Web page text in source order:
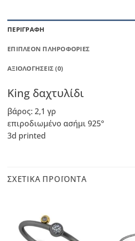
ΠΕΡΙΓΡΑΦΉ
ΕΠΙΠΛΈΟΝ ΠΛΗΡΟΦΟΡΊΕΣ
ΑΞΙΟΛΟΓΉΣΕΙΣ (0)
King δαχτυλίδι
βάρος: 2,1 γρ
επιροδιωμένο ασήμι 925°
3d printed
ΣΧΕΤΙΚΆ ΠΡΟΪΌΝΤΑ